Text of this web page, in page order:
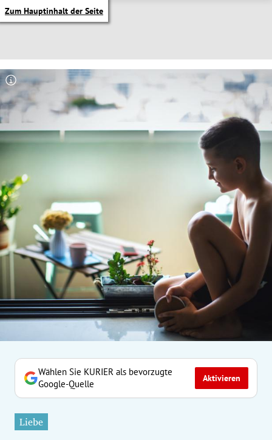
Zum Hauptinhalt der Seite
Untermenü
Untermenü
Untermenü
Untermenü
Untermenü
Untermenü
Untermenü
Wählen Sie KURIER als bevorzugte
Google-Quelle
Aktivieren
Liebe